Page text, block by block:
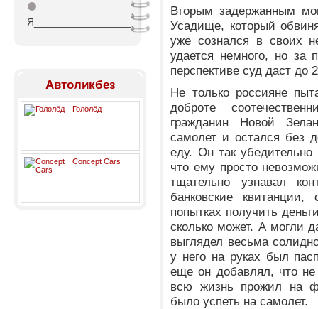
⚫
Я_________________
Автоликбез
Гололёд
Concept Cars
Вторым задержанным
Усадище, который
уже сознался в своих
удается немного, но за
перспективе суд даст до
Не только россияне
доброте
гражданин Новой
самолет и остался без
еду. Он так
что ему просто
тщательно узнавал
банковские квитанции,
попытках получить
сколько может. А могли
выглядел весьма
у него на руках был
еще он добавлял, что
всю жизнь прожил на
было успеть на самолет.